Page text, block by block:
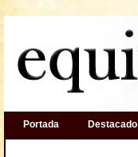
Portada Destacado